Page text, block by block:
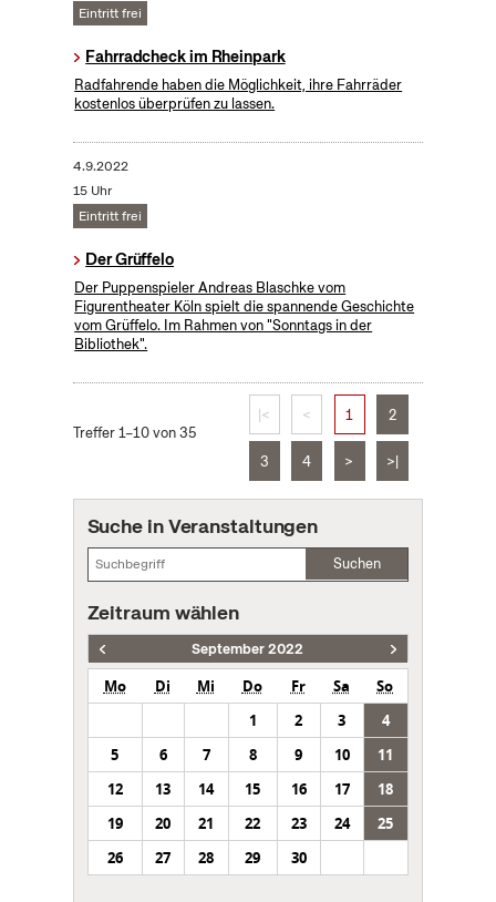
Eintritt frei
Fahrradcheck im Rheinpark
Radfahrende haben die Möglichkeit, ihre Fahrräder
kostenlos überprüfen zu lassen.
4.9.2022
15 Uhr
Eintritt frei
Der Grüffelo
Der Puppenspieler Andreas Blaschke vom
Figurentheater Köln spielt die spannende Geschichte
vom Grüffelo. Im Rahmen von "Sonntags in der
Bibliothek".
Treffer 1–10 von 35
|< < 1 2
3 4 > >|
Suche in Veranstaltungen
Suchen
Zeitraum wählen
September 2022
Mo Di Mi Do Fr Sa
So
1
2 3
4
5
6 7 8 9 10
11
12
13 14 15 16 17
18
19
20 21 22 23 24
25
26
27 28 29 30